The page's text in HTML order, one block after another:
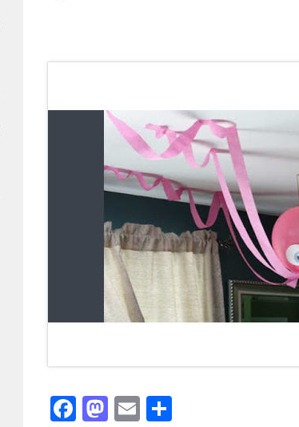
Facebook
Mastodon
Email